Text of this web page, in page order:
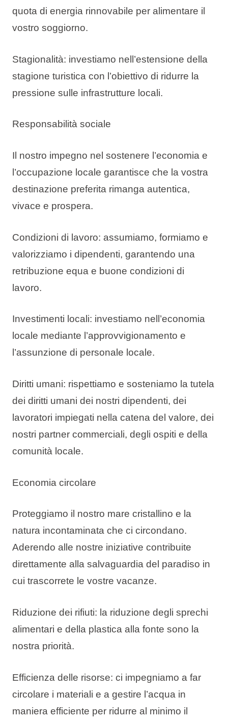
quota di energia rinnovabile per alimentare il
vostro soggiorno.
Stagionalità: investiamo nell’estensione della
stagione turistica con l’obiettivo di ridurre la
pressione sulle infrastrutture locali.
Responsabilità sociale
Il nostro impegno nel sostenere l’economia e
l’occupazione locale garantisce che la vostra
destinazione preferita rimanga autentica,
vivace e prospera.
Condizioni di lavoro: assumiamo, formiamo e
valorizziamo i dipendenti, garantendo una
retribuzione equa e buone condizioni di
lavoro.
Investimenti locali: investiamo nell’economia
locale mediante l’approvvigionamento e
l’assunzione di personale locale.
Diritti umani: rispettiamo e sosteniamo la tutela
dei diritti umani dei nostri dipendenti, dei
lavoratori impiegati nella catena del valore, dei
nostri partner commerciali, degli ospiti e della
comunità locale.
Economia circolare
Proteggiamo il nostro mare cristallino e la
natura incontaminata che ci circondano.
Aderendo alle nostre iniziative contribuite
direttamente alla salvaguardia del paradiso in
cui trascorrete le vostre vacanze.
Riduzione dei rifiuti: la riduzione degli sprechi
alimentari e della plastica alla fonte sono la
nostra priorità.
Efficienza delle risorse: ci impegniamo a far
circolare i materiali e a gestire l’acqua in
maniera efficiente per ridurre al minimo il